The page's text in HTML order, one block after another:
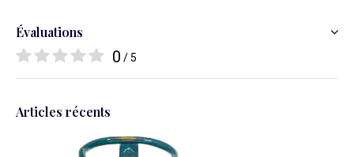
Évaluations
0 / 5
Articles récents